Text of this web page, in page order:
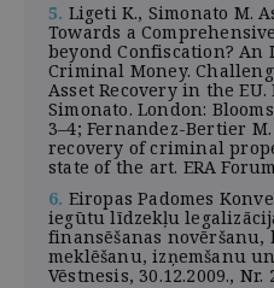
5. Ligeti K., Simonato M.
Towards a
beyond Confiscation?
Criminal Money.
Asset Recovery in the EU.
Simonato. London:
3–4; Fernandez-Bertier
recovery of criminal
state of the art. ERA
6. Eiropas Padomes
iegūtu līdzekļu
finansēšanas novēršanu,
meklēšanu, izņemšanu
Vēstnesis, 30.12.2009., Nr.